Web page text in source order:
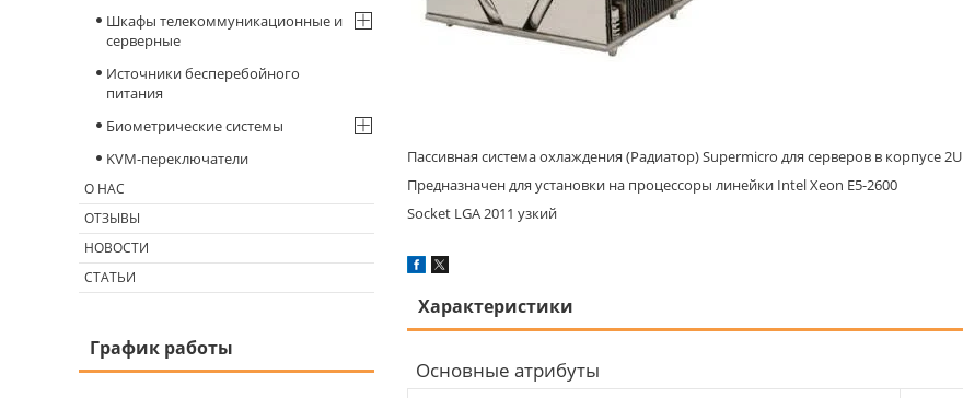
Пассивная система охлаждения (Радиатор) Supermicro для серверов в корпусе 2U
Предназначен для установки на процессоры линейки Intel Xeon E5-2600
Socket LGA 2011 узкий
Характеристики
Основные атрибуты
Шкафы телекоммуникационные и
серверные
Источники бесперебойного
питания
Биометрические системы
KVM-переключатели
О НАС
ОТЗЫВЫ
НОВОСТИ
СТАТЬИ
График работы